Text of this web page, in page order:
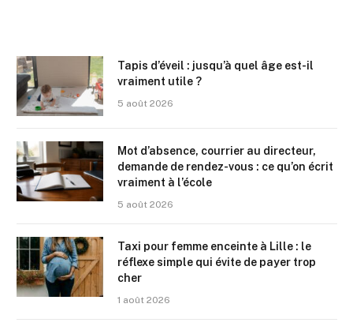
Tapis d’éveil : jusqu’à quel âge est-il
vraiment utile ?
5 août 2026
Mot d’absence, courrier au directeur,
demande de rendez-vous : ce qu’on écrit
vraiment à l’école
5 août 2026
Taxi pour femme enceinte à Lille : le
réflexe simple qui évite de payer trop
cher
1 août 2026